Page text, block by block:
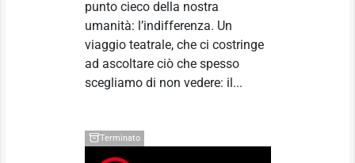
punto cieco della nostra
umanità: l’indifferenza. Un
viaggio teatrale, che ci costringe
ad ascoltare ciò che spesso
scegliamo di non vedere: il...
Terminato